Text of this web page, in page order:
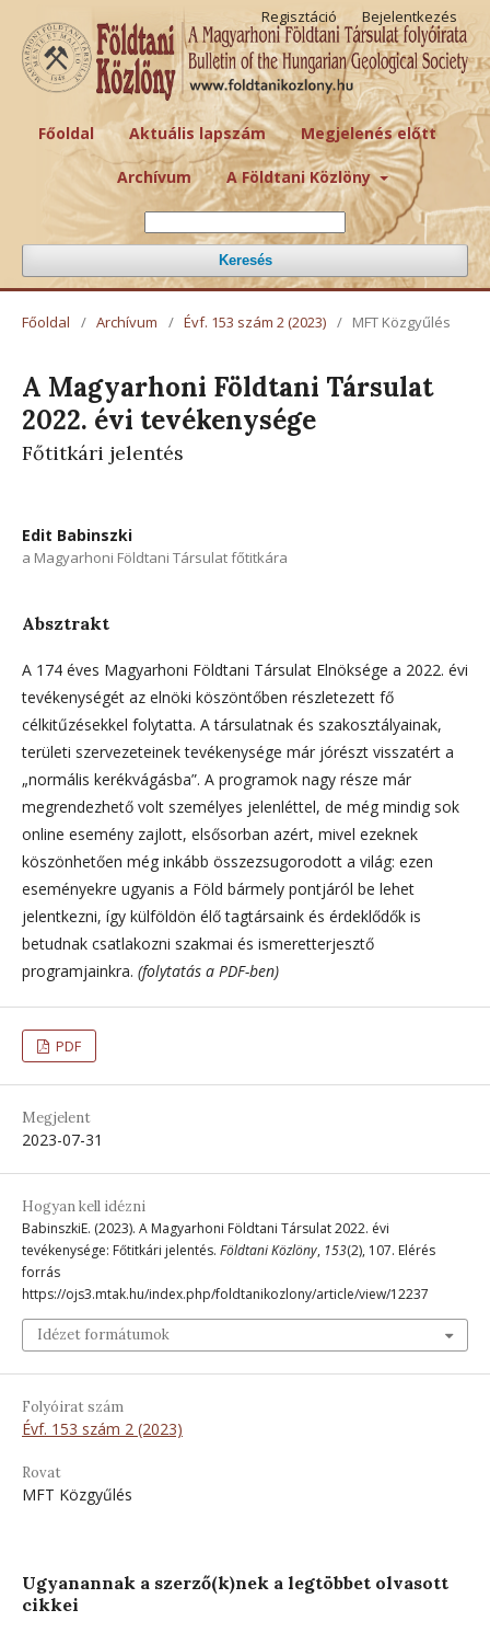
Főoldal Aktuális lapszám Megjelenés előtt
Archívum A Földtani Közlöny
Keresés
Regisztáció Bejelentkezés
Főoldal / Archívum / Évf. 153 szám 2 (2023) / MFT Közgyűlés
A Magyarhoni Földtani Társulat
2022. évi tevékenysége
Főtitkári jelentés
Edit Babinszki
a Magyarhoni Földtani Társulat főtitkára
Absztrakt
A 174 éves Magyarhoni Földtani Társulat Elnöksége a 2022. évi
tevékenységét az elnöki köszöntőben részletezett fő
célkitűzésekkel folytatta. A társulatnak és szakosztályainak,
területi szervezeteinek tevékenysége már jórészt visszatért a
„normális kerékvágásba”. A programok nagy része már
megrendezhető volt személyes jelenléttel, de még mindig sok
online esemény zajlott, elsősorban azért, mivel ezeknek
köszönhetően még inkább összezsugorodott a világ: ezen
eseményekre ugyanis a Föld bármely pontjáról be lehet
jelentkezni, így külföldön élő tagtársaink és érdeklődők is
betudnak csatlakozni szakmai és ismeretterjesztő
programjainkra. (folytatás a PDF-ben)
PDF
Megjelent
2023-07-31
Hogyan kell idézni
BabinszkiE. (2023). A Magyarhoni Földtani Társulat 2022. évi
tevékenysége: Főtitkári jelentés. Földtani Közlöny, 153(2), 107. Elérés
forrás
https://ojs3.mtak.hu/index.php/foldtanikozlony/article/view/12237
Idézet formátumok
Folyóirat szám
Évf. 153 szám 2 (2023)
Rovat
MFT Közgyűlés
Ugyanannak a szerző(k)nek a legtöbbet olvasott
cikkei